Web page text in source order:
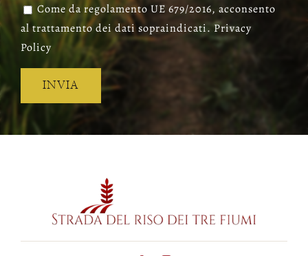
Come da regolamento UE 679/2016, acconsento
al trattamento dei dati sopraindicati. Privacy
Policy